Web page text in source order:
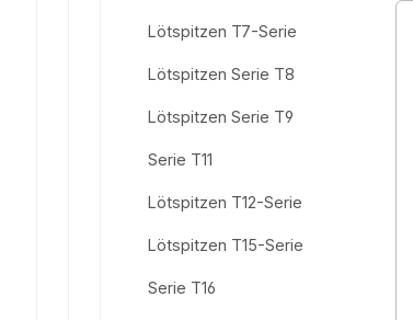
Lötspitzen T7-Serie
Lötspitzen Serie T8
Lötspitzen Serie T9
Serie T11
Lötspitzen T12-Serie
Lötspitzen T15-Serie
Serie T16